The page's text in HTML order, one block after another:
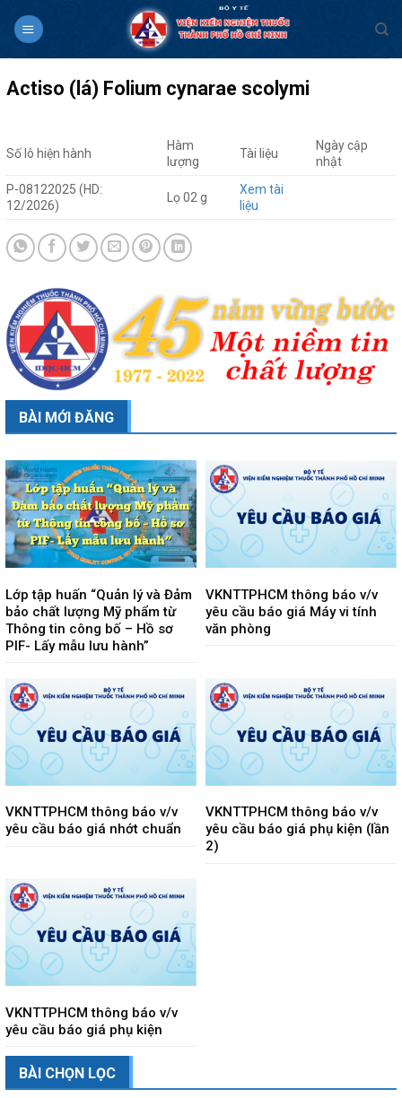
Actiso (lá) Folium cynarae scolymi
Số lô hiện hành
Hàm
lượng
Tài liệu
Ngày cập
nhật
P-08122025 (HD:
12/2026)
Lọ 02 g
Xem tài
liệu
BÀI MỚI ĐĂNG
Lớp tập huấn “Quản lý và Đảm
bảo chất lượng Mỹ phẩm từ
Thông tin công bố – Hồ sơ
PIF- Lấy mẫu lưu hành”
VKNTTPHCM thông báo v/v
yêu cầu báo giá Máy vi tính
văn phòng
VKNTTPHCM thông báo v/v
yêu cầu báo giá nhớt chuẩn
VKNTTPHCM thông báo v/v
yêu cầu báo giá phụ kiện (lần
2)
VKNTTPHCM thông báo v/v
yêu cầu báo giá phụ kiện
BÀI CHỌN LỌC